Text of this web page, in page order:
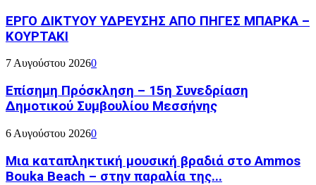
ΕΡΓΟ ΔΙΚΤΥΟΥ ΥΔΡΕΥΣΗΣ ΑΠΟ ΠΗΓΕΣ ΜΠΑΡΚΑ –
ΚΟΥΡΤΑΚΙ
7 Αυγούστου 20260
Επίσημη Πρόσκληση – 15η Συνεδρίαση
Δημοτικού Συμβουλίου Μεσσήνης
6 Αυγούστου 20260
Μια καταπληκτική μουσική βραδιά στο Ammos
Bouka Beach – στην παραλία της...